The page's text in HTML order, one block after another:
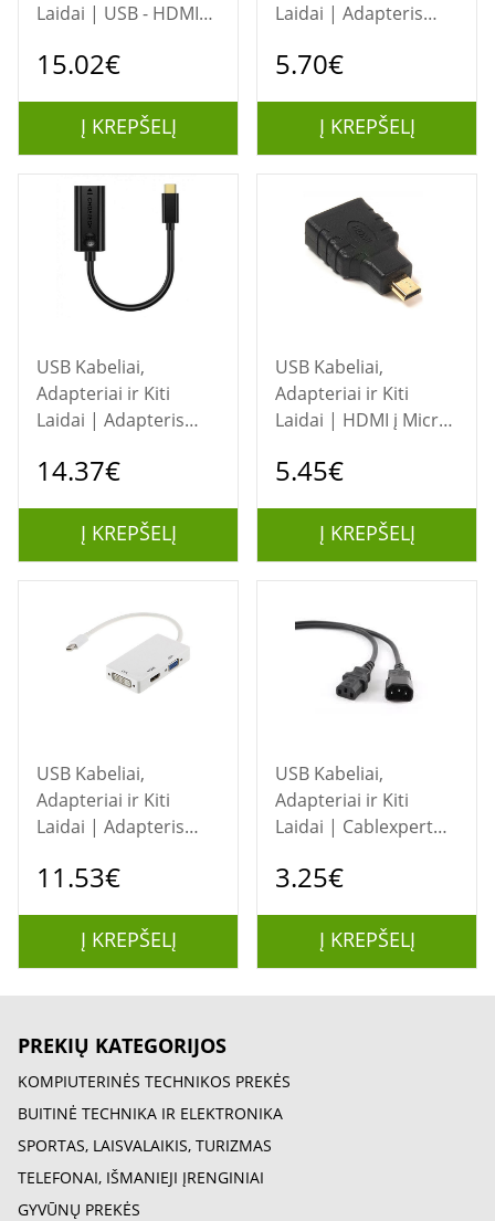
Laidai | USB - HDMI
FULL HD
15.02€
Į KREPŠELĮ
Laidai | Adapteris
HDMI
5.70€
Į KREPŠELĮ
USB Kabeliai,
Adapteriai ir Kiti
Laidai | Adapteris
- HDMI
14.37€
Į KREPŠELĮ
USB Kabeliai,
Adapteriai ir Kiti
Laidai | HDMI į Micro
5.45€
Į KREPŠELĮ
USB Kabeliai,
Adapteriai ir Kiti
Laidai | Adapteris
HDMI, DVI, VGA
11.53€
Į KREPŠELĮ
USB Kabeliai,
Adapteriai ir Kiti
Laidai | Cablexpert
maitinimo kabelis su
jungtimis
3.25€
Į KREPŠELĮ
PREKIŲ KATEGORIJOS
KOMPIUTERINĖS TECHNIKOS PREKĖS
BUITINĖ TECHNIKA IR ELEKTRONIKA
SPORTAS, LAISVALAIKIS, TURIZMAS
TELEFONAI, IŠMANIEJI ĮRENGINIAI
GYVŪNŲ PREKĖS